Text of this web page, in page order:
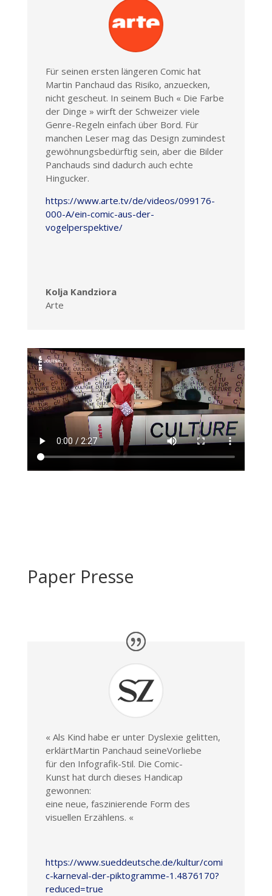
Für seinen ersten längeren Comic hat
Martin Panchaud das Risiko, anzuecken,
nicht gescheut. In seinem Buch « Die Farbe
der Dinge » wirft der Schweizer viele
Genre-Regeln einfach über Bord. Für
manchen Leser mag das Design zumindest
gewöhnungsbedürftig sein, aber die Bilder
Panchauds sind dadurch auch echte
Hingucker.
https://www.arte.tv/de/videos/099176-
000-A/ein-comic-aus-der-
vogelperspektive/
Kolja Kandziora
Arte
Paper Presse
« Als Kind habe er unter Dyslexie gelitten,
erklärtMartin Panchaud seineVorliebe
für den Infografik-Stil. Die Comic-
Kunst hat durch dieses Handicap
gewonnen:
eine neue, faszinierende Form des
visuellen Erzählens. «
https://www.sueddeutsche.de/kultur/comi
c-karneval-der-piktogramme-1.4876170?
reduced=true